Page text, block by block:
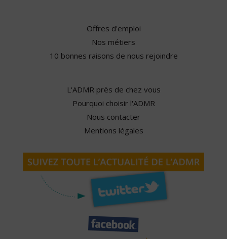
Offres d'emploi
Nos métiers
10 bonnes raisons de nous rejoindre
L'ADMR près de chez vous
Pourquoi choisir l'ADMR
Nous contacter
Mentions légales